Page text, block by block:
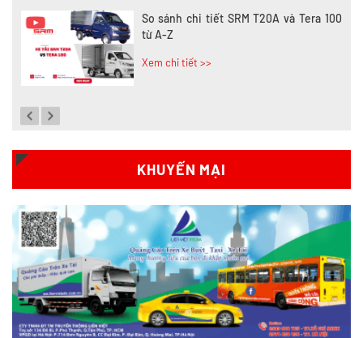
So sánh chi tiết SRM T20A và Tera 100
từ A-Z
Xem chi tiết >>
Xem chi tiết >>
So sánh xe tải SRM T35 và SRM T50: Nên
nâng tải hay tiết kiệm?
Xem chi tiết >>
So sánh xe tải SRM T35 và SRM K990:
Khác biệt gì và chọn sao cho đúng?
KHUYẾN MẠI